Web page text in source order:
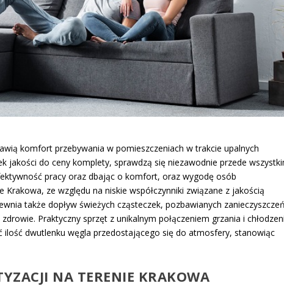
komfort przebywania w pomieszczeniach w trakcie upalnych
jakości do ceny komplety, sprawdzą się niezawodnie przede
pracy oraz dbając o komfort, oraz wygodę osób
ze względu na niskie współczynniki związane z jakością
także dopływ świeżych cząsteczek, pozbawianych
Praktyczny sprzęt z unikalnym połączeniem grzania i
dwutlenku węgla przedostającego się do atmosfery, stanowiąc
NA TERENIE KRAKOWA